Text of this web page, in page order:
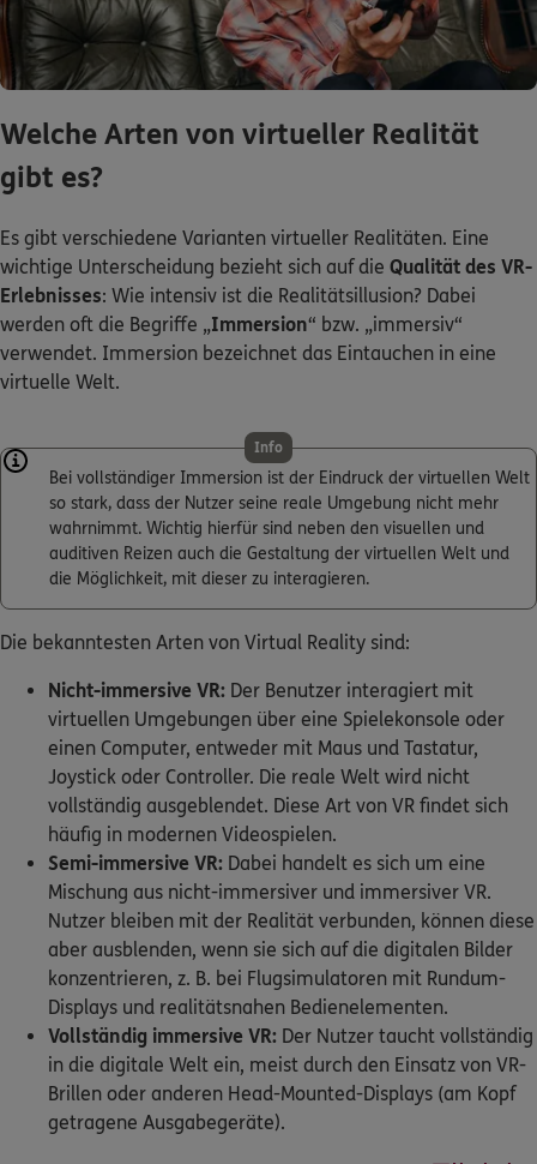
Welche Arten von virtueller Realität
gibt es?
Es gibt verschiedene Varianten virtueller Realitäten. Eine
wichtige Unterscheidung bezieht sich auf die Qualität des VR-
Erlebnisses: Wie intensiv ist die Realitätsillusion? Dabei
werden oft die Begriffe „Immersion“ bzw. „immersiv“
verwendet. Immersion bezeichnet das Eintauchen in eine
virtuelle Welt.
Info
Bei vollständiger Immersion ist der Eindruck der virtuellen Welt
so stark, dass der Nutzer seine reale Umgebung nicht mehr
wahrnimmt. Wichtig hierfür sind neben den visuellen und
auditiven Reizen auch die Gestaltung der virtuellen Welt und
die Möglichkeit, mit dieser zu interagieren.
Die bekanntesten Arten von Virtual Reality sind:
Nicht-immersive VR: Der Benutzer interagiert mit
virtuellen Umgebungen über eine Spielekonsole oder
einen Computer, entweder mit Maus und Tastatur,
Joystick oder Controller. Die reale Welt wird nicht
vollständig ausgeblendet. Diese Art von VR findet sich
häufig in modernen Videospielen.
Semi-immersive VR: Dabei handelt es sich um eine
Mischung aus nicht-immersiver und immersiver VR.
Nutzer bleiben mit der Realität verbunden, können diese
aber ausblenden, wenn sie sich auf die digitalen Bilder
konzentrieren, z. B. bei Flugsimulatoren mit Rundum-
Displays und realitätsnahen Bedienelementen.
Vollständig immersive VR: Der Nutzer taucht vollständig
in die digitale Welt ein, meist durch den Einsatz von VR-
Brillen oder anderen Head-Mounted-Displays (am Kopf
getragene Ausgabegeräte).